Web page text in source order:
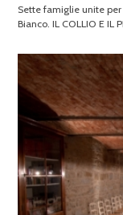
Sette famiglie unite
Bianco. IL COLLIO E IL